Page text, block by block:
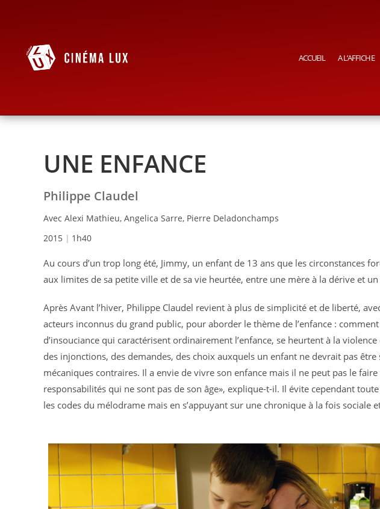
ACCUEIL A L’AFFICHE
UNE ENFANCE
Philippe Claudel
Avec Alexi Mathieu, Angelica Sarre, Pierre Deladonchamps
2015
1h40
Au cours d’un trop long été, Jimmy, un enfant de 13 ans que les circonstances
aux limites de sa petite ville et de sa vie heurtée, entre une mère à la dérive et
Après Avant l’hiver, Philippe Claudel revient à plus de simplicité et de liberté,
acteurs inconnus du grand public, pour aborder le thème de l’enfance :
d’insouciance qui caractérisent ordinairement l’enfance, se heurtent à la
des injonctions, des demandes, des choix auxquels un enfant ne devrait pas
mécaniques contraires. Il a envie de vivre son enfance mais il ne peut pas le
responsabilités qui ne sont pas de son âge», explique-t-il. Il évite cependant
les codes du mélodrame mais en s’appuyant sur une chronique à la fois sociale